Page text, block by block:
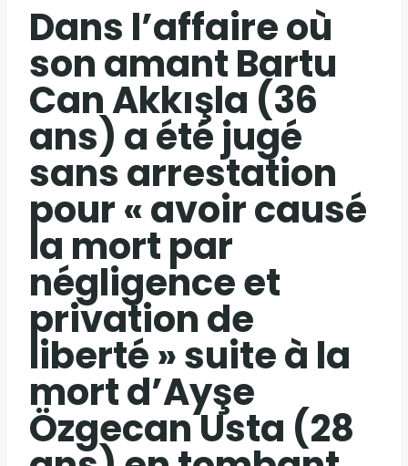
Dans l’affaire où
son amant Bartu
Can Akkışla (36
ans) a été jugé
sans arrestation
pour « avoir causé
la mort par
négligence et
privation de
liberté » suite à la
mort d’Ayşe
Özgecan Usta (28